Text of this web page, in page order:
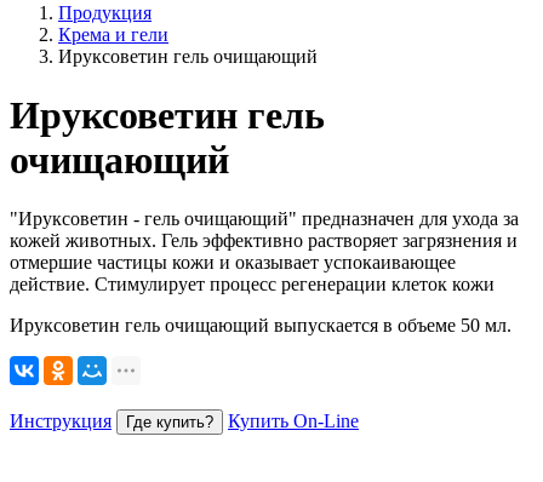
Продукция
Крема и гели
Ируксоветин гель очищающий
Ируксоветин гель
очищающий
"Ируксоветин - гель очищающий" предназначен для ухода за
кожей животных. Гель эффективно растворяет загрязнения и
отмершие частицы кожи и оказывает успокаивающее
действие. Стимулирует процесс регенерации клеток кожи
Ируксоветин гель очищающий выпускается в объеме 50 мл.
Инструкция Где купить? Купить On-Line